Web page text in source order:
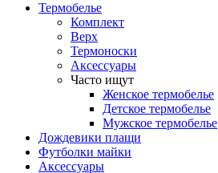
Термобелье
Комплект
Верх
Термоноски
Аксессуары
Часто ищут
Женское термобелье
Детское термобелье
Мужское термобелье
Дождевики плащи
Футболки майки
Аксессуары